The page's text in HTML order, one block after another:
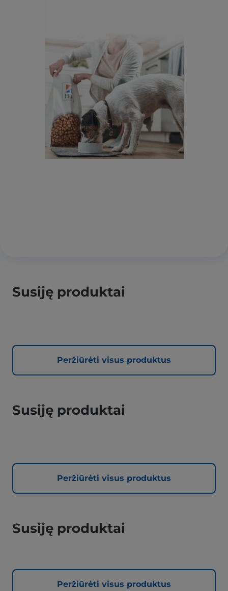
Susiję produktai
Peržiūrėti visus produktus
Susiję produktai
Peržiūrėti visus produktus
Susiję produktai
Peržiūrėti visus produktus